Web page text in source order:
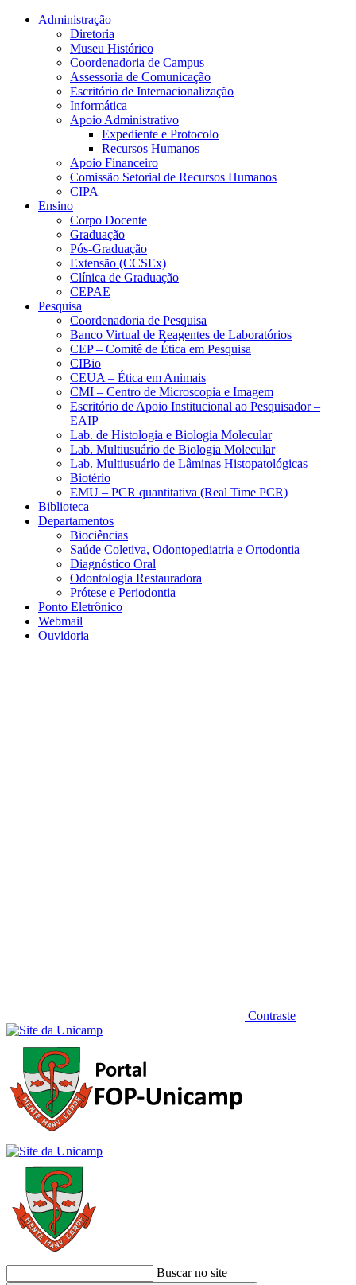
Conteúdo principal Menu principal
Administração
Diretoria
Museu Histórico
Coordenadoria de Campus
Assessoria de Comunicação
Escritório de Internacionalização
Informática
Apoio Administrativo
Expediente e Protocolo
Recursos Humanos
Apoio Financeiro
Comissão Setorial de Recursos Humanos
CIPA
Ensino
Corpo Docente
Graduação
Pós-Graduação
Extensão (CCSEx)
Clínica de Graduação
CEPAE
Pesquisa
Coordenadoria de Pesquisa
Banco Virtual de Reagentes de Laboratórios
CEP – Comitê de Ética em Pesquisa
CIBio
CEUA – Ética em Animais
CMI – Centro de Microscopia e Imagem
Escritório de Apoio Institucional ao Pesquisador –
EAIP
Lab. de Histologia e Biologia Molecular
Lab. Multiusuário de Biologia Molecular
Lab. Multiusuário de Lâminas Histopatológicas
Biotério
EMU – PCR quantitativa (Real Time PCR)
Biblioteca
Departamentos
Biociências
Saúde Coletiva, Odontopediatria e Ortodontia
Diagnóstico Oral
Odontologia Restauradora
Prótese e Periodontia
Ponto Eletrônico
Webmail
Ouvidoria
Contraste
Buscar no site